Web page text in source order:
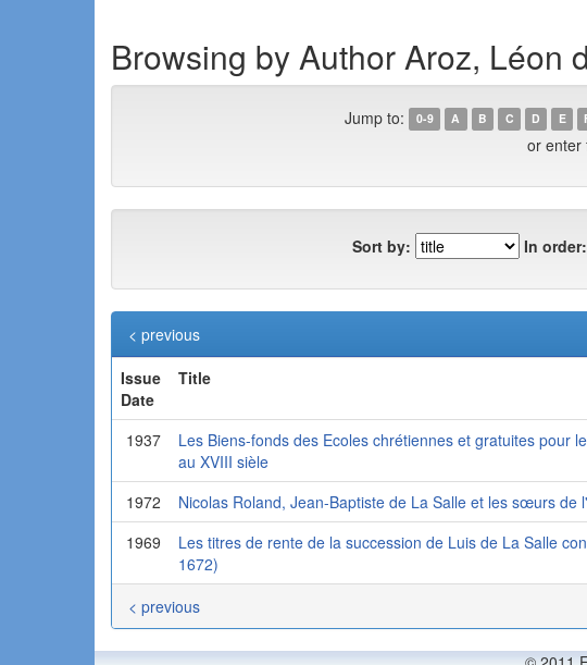
Browsing by Author Aroz, Léon
Jump to: 0-9 A B C D E
or enter
Sort by: In order:
< previous
Issue
Date
Title
1937
Les Biens-fonds des Ecoles chrétiennes et gratuites pour
au XVIII sièle
1972 Nicolas Roland, Jean-Baptiste de La Salle et les sœurs de
1969
Les titres de rente de la succession de Luis de La Salle
1672)
< previous